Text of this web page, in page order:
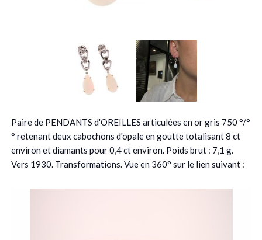
Paire de PENDANTS d'OREILLES articulées en or gris 750 °/°
° retenant deux cabochons d'opale en goutte totalisant 8 ct
environ et diamants pour 0,4 ct environ. Poids brut : 7,1 g.
Vers 1930. Transformations. Vue en 360° sur le lien suivant :